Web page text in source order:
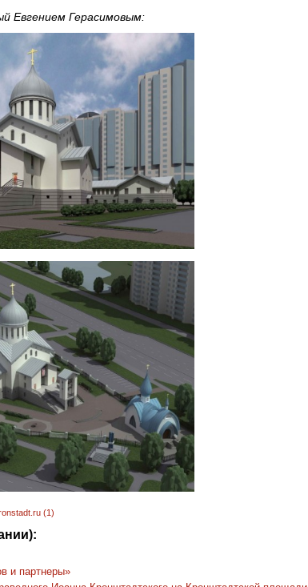
Евгением Герасимовым:
(1)
и партнеры»